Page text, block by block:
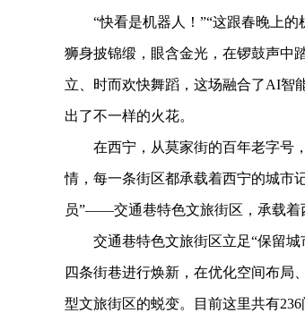
“快看是机器人！”“这跟春晚上的
狮身披锦缎，眼含金光，在锣鼓声中
立、时而欢快舞蹈，这场融合了AI智
出了不一样的火花。
在西宁，从莫家街的百年老字号，
情，每一条街区都承载着西宁的城市
员”——交通巷特色文旅街区，承载着
交通巷特色文旅街区立足“保留城
四条街巷进行焕新，在优化空间布局
型文旅街区的蜕变。目前这里共有